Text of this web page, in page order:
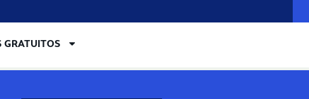
GRATUITOS